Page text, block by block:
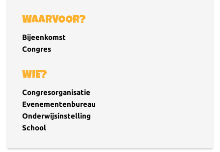
WAARVOOR?
Bijeenkomst
Congres
WIE?
Congresorganisatie
Evenementenbureau
Onderwijsinstelling
School